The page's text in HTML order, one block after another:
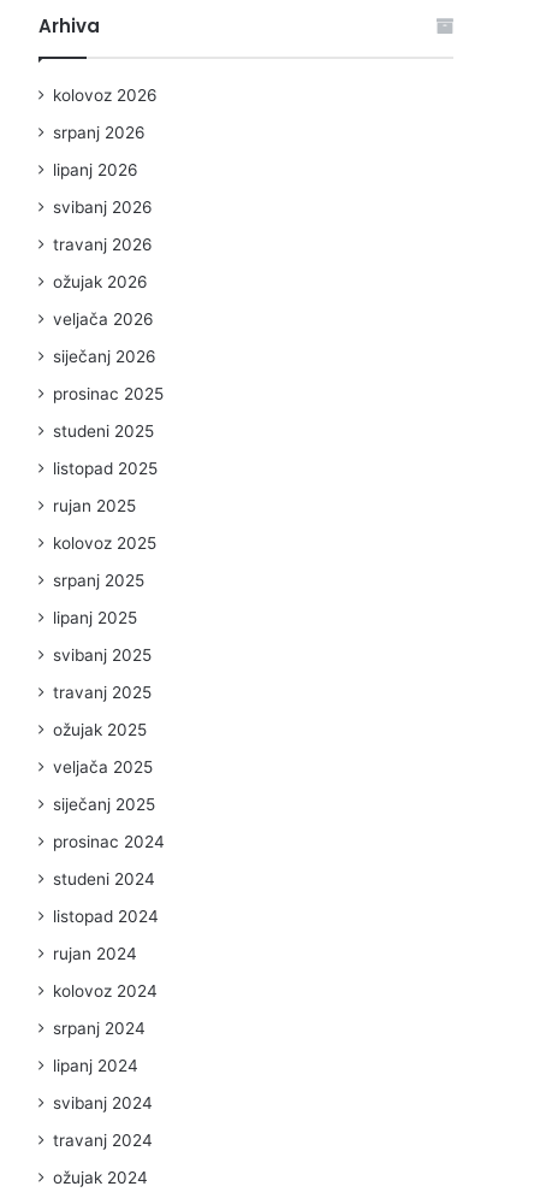
Arhiva
kolovoz 2026
srpanj 2026
lipanj 2026
svibanj 2026
travanj 2026
ožujak 2026
veljača 2026
siječanj 2026
prosinac 2025
studeni 2025
listopad 2025
rujan 2025
kolovoz 2025
srpanj 2025
lipanj 2025
svibanj 2025
travanj 2025
ožujak 2025
veljača 2025
siječanj 2025
prosinac 2024
studeni 2024
listopad 2024
rujan 2024
kolovoz 2024
srpanj 2024
lipanj 2024
svibanj 2024
travanj 2024
ožujak 2024